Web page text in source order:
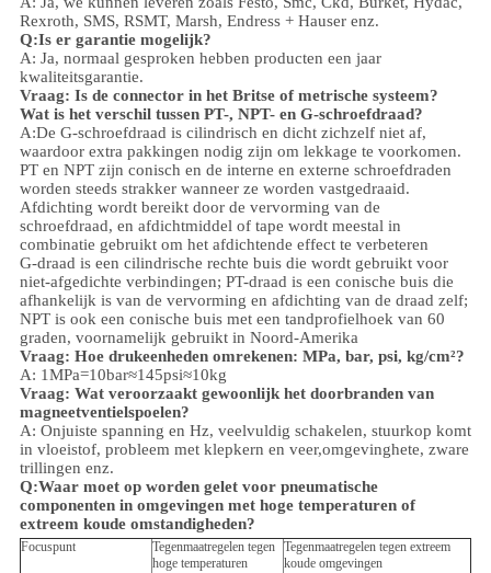
Rexroth, SMS, RSMT, Marsh, Endress + Hauser enz.
Q:Is er garantie mogelijk?
A: Ja, normaal gesproken hebben producten een jaar
kwaliteitsgarantie.
Vraag: Is de connector in het Britse of metrische systeem?
Wat is het verschil tussen PT-, NPT- en G-schroefdraad?
A:De G-schroefdraad is cilindrisch en dicht zichzelf niet af,
waardoor extra pakkingen nodig zijn om lekkage te voorkomen.
PT en NPT zijn conisch en de interne en externe schroefdraden
worden steeds strakker wanneer ze worden vastgedraaid.
Afdichting wordt bereikt door de vervorming van de
schroefdraad, en afdichtmiddel of tape wordt meestal in
combinatie gebruikt om het afdichtende effect te verbeteren
G-draad is een cilindrische rechte buis die wordt gebruikt voor
niet-afgedichte verbindingen; PT-draad is een conische buis die
afhankelijk is van de vervorming en afdichting van de draad zelf;
NPT is ook een conische buis met een tandprofielhoek van 60
graden, voornamelijk gebruikt in Noord-Amerika
Vraag: Hoe drukeenheden omrekenen: MPa, bar, psi, kg/cm²?
A: 1MPa=10bar≈145psi≈10kg
Vraag: Wat veroorzaakt gewoonlijk het doorbranden van
magneetventielspoelen?
A: Onjuiste spanning en Hz, veelvuldig schakelen, stuurkop komt
in vloeistof, probleem met klepkern en veer,omgevinghete, zware
trillingen enz.
Q:Waar moet op worden gelet voor pneumatische
componenten in omgevingen met hoge temperaturen of
extreem koude omstandigheden?
Focuspunt
Tegenmaatregelen tegen
hoge temperaturen
Tegenmaatregelen tegen extreem
koude omgevingen